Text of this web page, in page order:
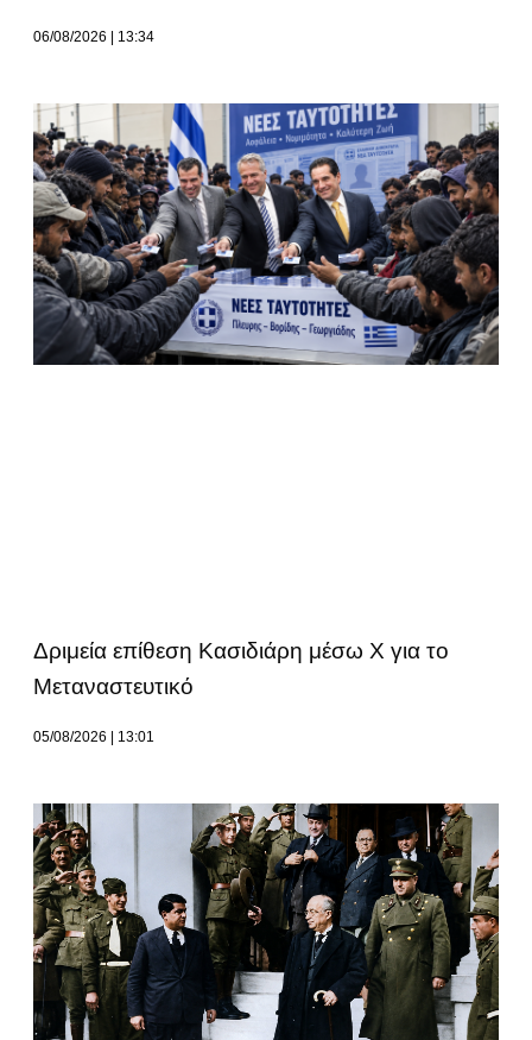
06/08/2026 13:34
Δριμεία επίθεση Κασιδιάρη μέσω Χ για το
Μεταναστευτικό
05/08/2026 13:01